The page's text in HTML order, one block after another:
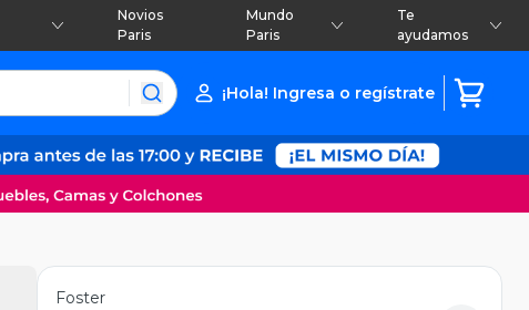
Novios
Paris
Mundo
Paris
Te
ayudamos
¡Hola! Ingresa o regístrate
Foster